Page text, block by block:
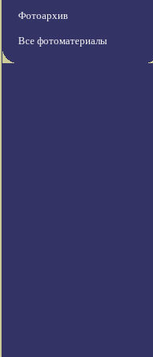
Фотоархив
Все фотоматериалы